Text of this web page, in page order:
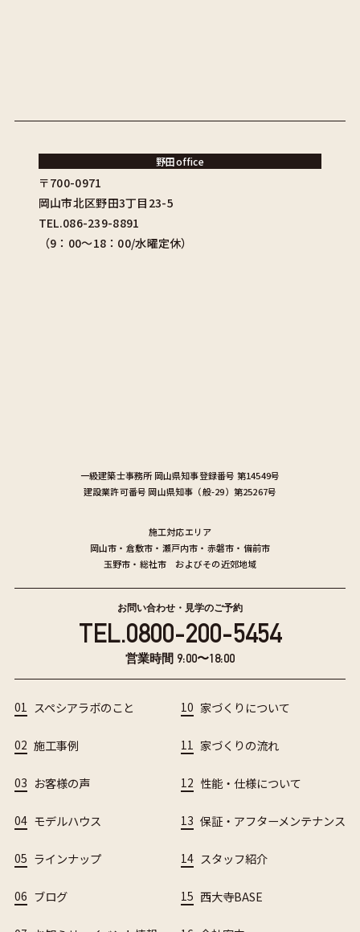
一級建築士事務所 岡山県知事登録番号 第14549号
建設業許可番号 岡山県知事（般-29）第25267号
施工対応エリア
岡山市 ・ 倉敷市 ・ 瀬戸内市 ・ 赤磐市 ・ 備前市
玉野市 ・ 総社市 およびその近郊地域
野田office
〒700-0971
岡山市北区野田3丁目23-5
TEL.086-239-8891
（9：00〜18：00/水曜定休）
お問い合わせ・見学のご予約
TEL.0800-200-5454
営業時間 9:00〜18:00
01 スペシアラボのこと
02 施工事例
03 お客様の声
04 モデルハウス
05 ラインナップ
06 ブログ
10 家づくりについて
11 家づくりの流れ
12 性能・仕様について
13 保証・アフターメンテナンス
14 スタッフ紹介
15 西大寺BASE